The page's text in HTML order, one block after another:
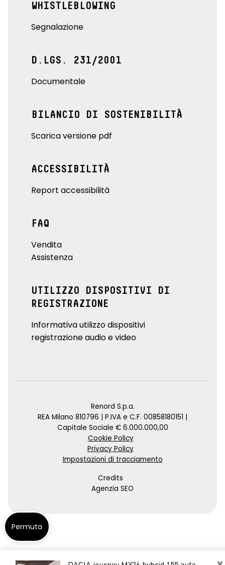
WHISTLEBLOWING
Segnalazione
D.LGS. 231/2001
Documentale
BILANCIO DI SOSTENIBILITÀ
Scarica versione pdf
ACCESSIBILITÀ
Report accessibilità
FAQ
Vendita
Assistenza
UTILIZZO DISPOSITIVI DI
REGISTRAZIONE
Informativa utilizzo dispositivi
registrazione audio e video
Renord S.p.a.
REA Milano 810796 | P.IVA e C.F. 00858180151 |
Capitale Sociale € 6.000.000,00
Cookie Policy
Privacy Policy
Impostazioni di tracciamento
Credits
Agenzia SEO
Permuta